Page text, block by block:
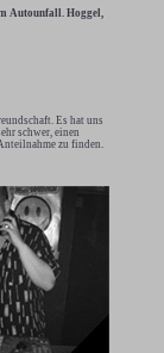
Autounfall. Hoggel,
Es hat uns
schwer, einen
zu finden.